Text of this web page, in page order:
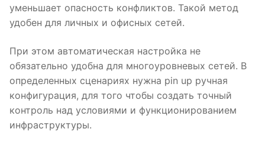
уменьшает опасность конфликтов. Такой метод
удобен для личных и офисных сетей.
При этом автоматическая настройка не
обязательно удобна для многоуровневых сетей. В
определенных сценариях нужна pin up ручная
конфигурация, для того чтобы создать точный
контроль над условиями и функционированием
инфраструктуры.